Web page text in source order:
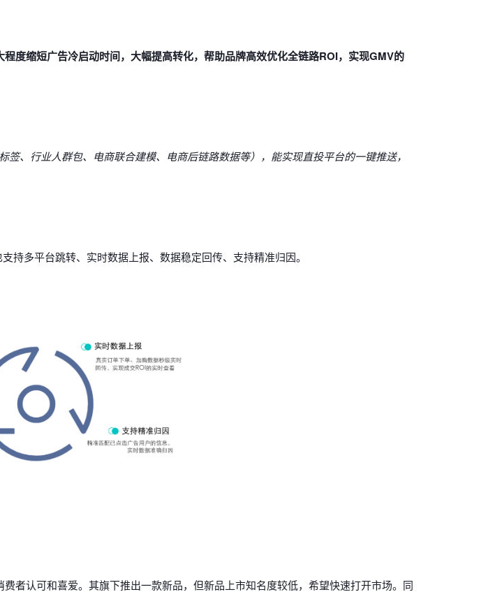
度缩短广告冷启动时间，大幅提高转化，帮助品牌高效优化全链路ROI，实现GMV的
、行业人群包、电商联合建模、电商后链路数据等），能实现直投平台的一键推送，
持多平台跳转、实时数据上报、数据稳定回传、支持精准归因。
者认可和喜爱。其旗下推出一款新品，但新品上市知名度较低，希望快速打开市场。同